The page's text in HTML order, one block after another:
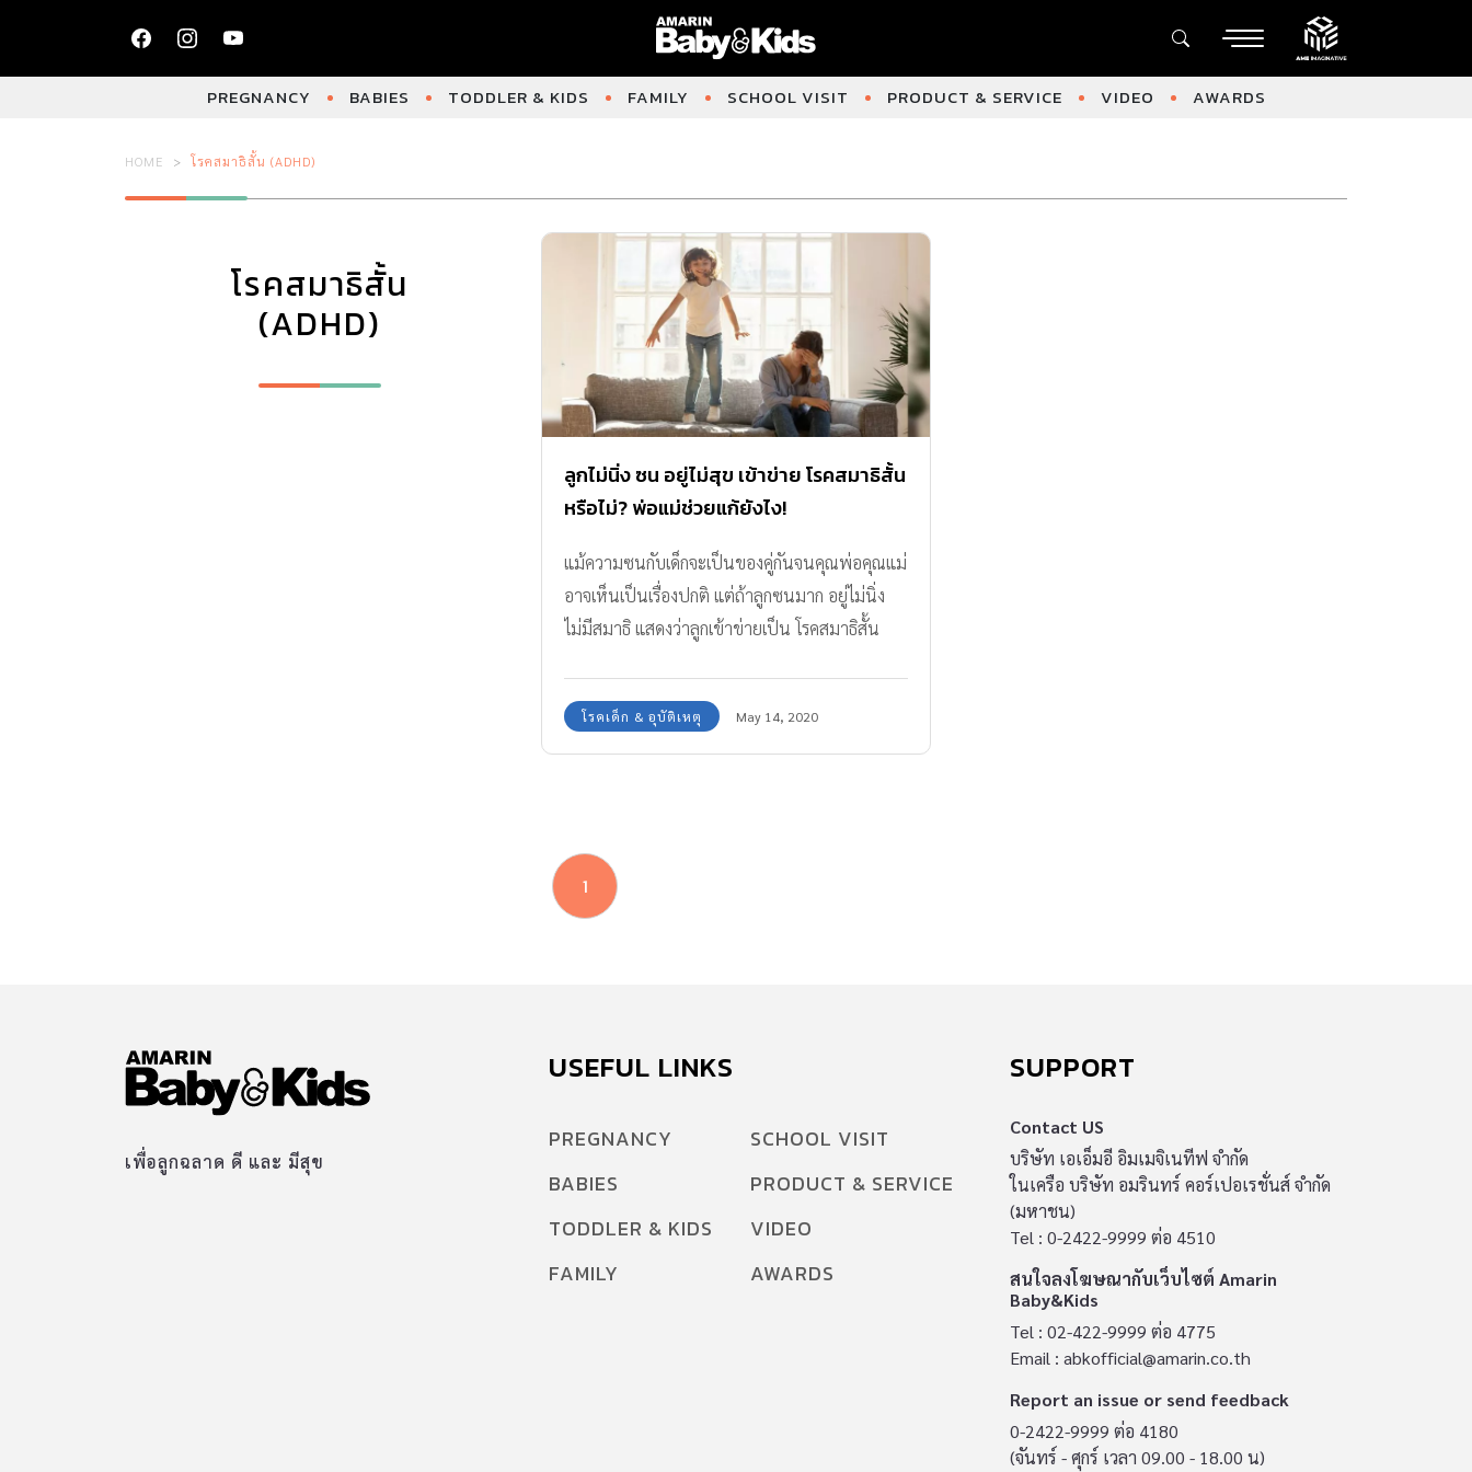
PREGNANCY BABIES TODDLER & KIDS FAMILY SCHOOL VISIT PRODUCT & SERVICE VIDEO AWARDS
HOME โรคสมาธิสั้น (ADHD)
โรคสมาธิสั้น
(ADHD)
ลูกไม่นิ่ง ซน อยู่ไม่สุข เข้าข่าย โรคสมาธิสั้น
หรือไม่? พ่อแม่ช่วยแก้ยังไง!
แม้ความซนกับเด็กจะเป็นของคู่กันจนคุณพ่อคุณแม่
อาจเห็นเป็นเรื่องปกติ แต่ถ้าลูกซนมาก อยู่ไม่นิ่ง
ไม่มีสมาธิ แสดงว่าลูกเข้าข่ายเป็น โรคสมาธิสั้น
โรคเด็ก & อุบัติเหตุ May 14, 2020
1
เพื่อลูกฉลาด ดี และ มีสุข
USEFUL LINKS
PREGNANCY
BABIES
TODDLER & KIDS
FAMILY
SCHOOL VISIT
PRODUCT & SERVICE
VIDEO
AWARDS
SUPPORT
Contact US
บริษัท เอเอ็มอี อิมเมจิเนทีฟ จำกัด
ในเครือ บริษัท อมรินทร์ คอร์เปอเรชั่นส์ จำกัด
(มหาชน)
Tel : 0-2422-9999 ต่อ 4510
สนใจลงโฆษณากับเว็บไซต์ Amarin
Baby&Kids
Tel : 02-422-9999 ต่อ 4775
Email : abkofficial@amarin.co.th
Report an issue or send feedback
0-2422-9999 ต่อ 4180
(จันทร์ - ศุกร์ เวลา 09.00 - 18.00 น)